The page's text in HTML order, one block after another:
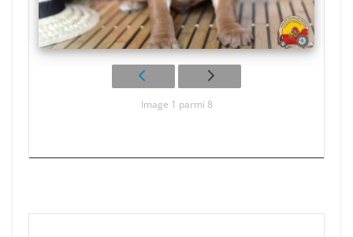
Image 1 parmi 8